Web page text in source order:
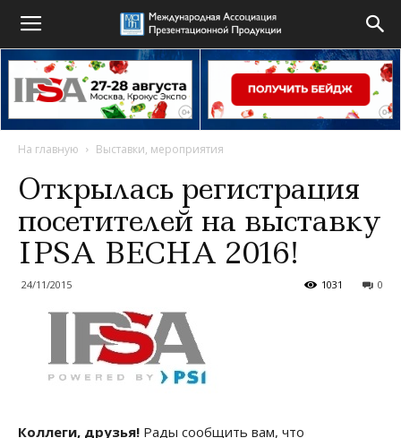
На главную Выставки, мероприятия
Открылась регистрация
посетителей на выставку
IPSA ВЕСНА 2016!
24/11/2015 0
1031
Коллеги, друзья! Рады сообщить вам, что